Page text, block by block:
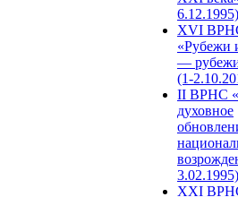
6.12.1995)
XVI
«Рубежи
—
(1-
II ВРНС
духовное
3.02.1995)
XХI